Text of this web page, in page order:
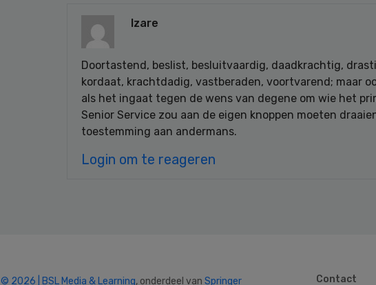
Izare
Doortastend, beslist, besluitvaardig, daadkrachtig,
kordaat, krachtdadig, vastberaden, voortvarend; maar
als het ingaat tegen de wens van degene om wie het
Senior Service zou aan de eigen knoppen moeten
toestemming aan andermans.
Login om te reageren
© 2026 | BSL Media & Learning, onderdeel van Springer Contact